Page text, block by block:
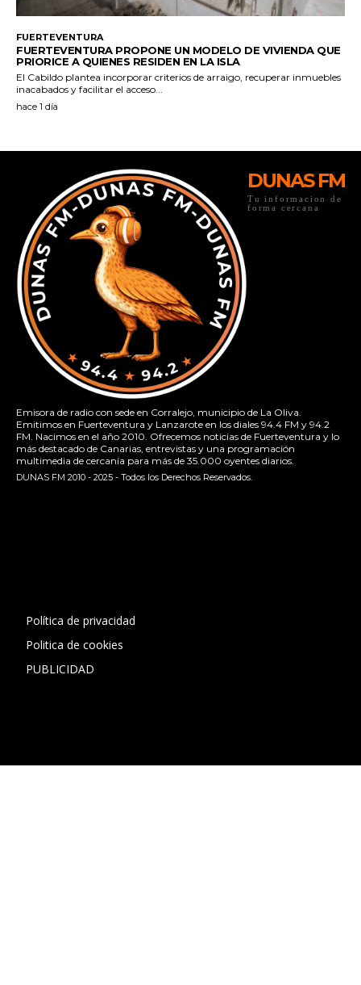
DUNAS FM
Tu informacion de
forma cercana
Emisora de radio con sede en Corralejo, municipio de La Oliva.
Emitimos en Fuerteventura y Lanzarote en los diales 94.4 FM y 94.2
FM. Nacimos en el año 2010. Ofrecemos noticias de Fuerteventura y lo
más destacado de Canarias, entrevistas y una programación
multimedia de cercanía para más de 35.000 oyentes diarios.
DUNAS FM 2010 - 2025 - Todos los Derechos Reservados.
Política de privacidad
Politica de cookies
PUBLICIDAD